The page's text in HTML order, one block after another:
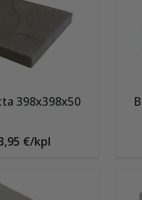
398x398x50
€/kpl